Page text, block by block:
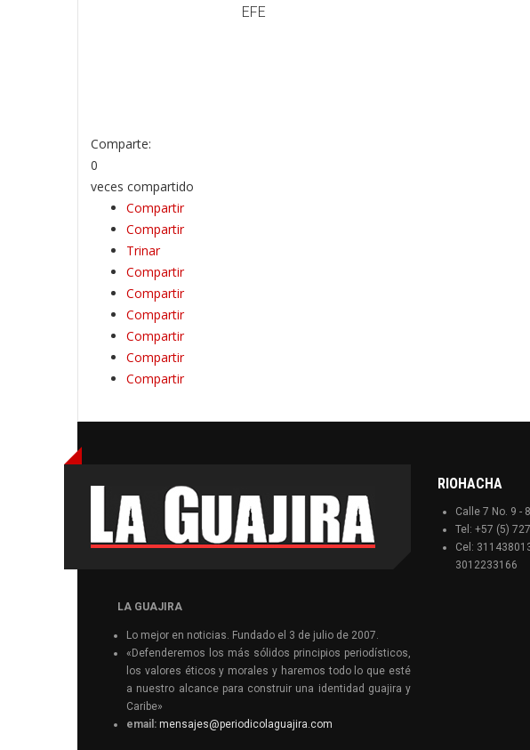
EFE
Comparte:
0
veces compartido
Compartir
Compartir
Trinar
Compartir
Compartir
Compartir
Compartir
Compartir
Compartir
LA GUAJIRA
Lo mejor en noticias. Fundado el 3 de julio de 2007.
«Defenderemos los más sólidos principios periodísticos,
los valores éticos y morales y haremos todo lo que esté
a nuestro alcance para construir una identidad guajira y
Caribe»
email: mensajes@periodicolaguajira.com
RIOHACHA
Calle 7 No. 9 -
Tel: +57 (5)
Cel:
3012233166